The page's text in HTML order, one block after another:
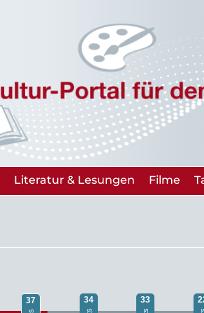
Literatur & Lesungen Filme
37 34 33